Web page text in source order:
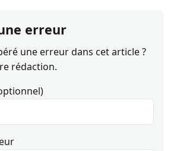
erreur
une erreur dans cet article ?
rédaction.